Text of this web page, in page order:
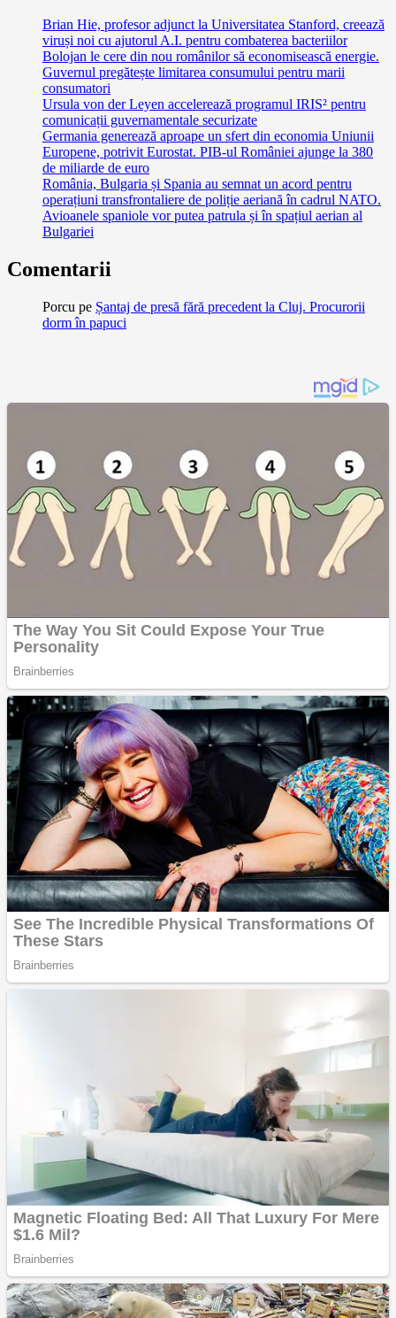
Brian Hie, profesor adjunct la Universitatea Stanford, creează
viruși noi cu ajutorul A.I. pentru combaterea bacteriilor
Bolojan le cere din nou românilor să economisească energie.
Guvernul pregătește limitarea consumului pentru marii
consumatori
Ursula von der Leyen accelerează programul IRIS² pentru
comunicații guvernamentale securizate
Germania generează aproape un sfert din economia Uniunii
Europene, potrivit Eurostat. PIB-ul României ajunge la 380
de miliarde de euro
România, Bulgaria și Spania au semnat un acord pentru
operațiuni transfrontaliere de poliție aeriană în cadrul NATO.
Avioanele spaniole vor putea patrula și în spațiul aerian al
Bulgariei
Comentarii
Porcu pe Șantaj de presă fără precedent la Cluj. Procurorii
dorm în papuci